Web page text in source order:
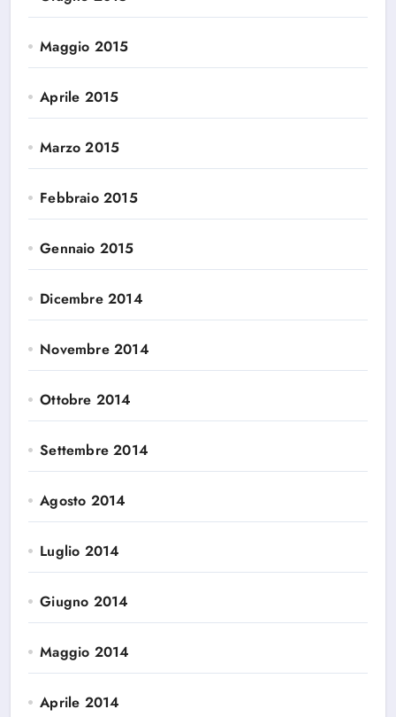
Maggio 2015
Aprile 2015
Marzo 2015
Febbraio 2015
Gennaio 2015
Dicembre 2014
Novembre 2014
Ottobre 2014
Settembre 2014
Agosto 2014
Luglio 2014
Giugno 2014
Maggio 2014
Aprile 2014